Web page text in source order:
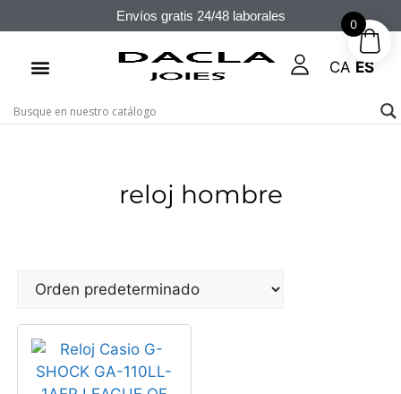
Envíos gratis 24/48 laborales
CA ES
reloj hombre
0